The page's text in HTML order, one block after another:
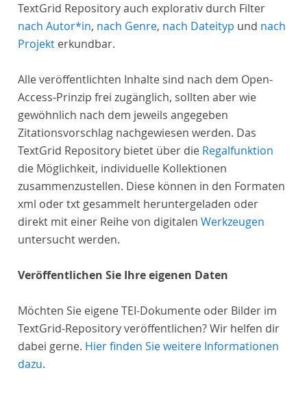
TextGrid Repository auch explorativ durch Filter
nach Autor*in, nach Genre, nach Dateityp und nach
Projekt erkundbar.
Alle veröffentlichten Inhalte sind nach dem Open-
Access-Prinzip frei zugänglich, sollten aber wie
gewöhnlich nach dem jeweils angegeben
Zitationsvorschlag nachgewiesen werden. Das
TextGrid Repository bietet über die Regalfunktion
die Möglichkeit, individuelle Kollektionen
zusammenzustellen. Diese können in den Formaten
xml oder txt gesammelt heruntergeladen oder
direkt mit einer Reihe von digitalen Werkzeugen
untersucht werden.
Veröffentlichen Sie Ihre eigenen Daten
Möchten Sie eigene TEI-Dokumente oder Bilder im
TextGrid-Repository veröffentlichen? Wir helfen dir
dabei gerne. Hier finden Sie weitere Informationen
dazu.